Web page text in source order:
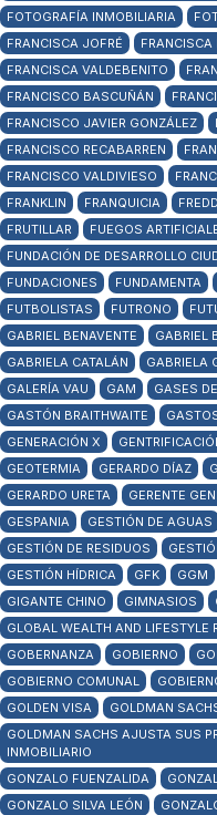
FOTOGRAFÍA INMOBILIARIA
FRANCISCA JOFRÉ
FRANCISCA
FRANCISCA VALDEBENITO
FRANCISCO BASCUÑÁN
FRANCISCO JAVIER GONZÁLEZ
FRANCISCO RECABARREN
FRANCISCO VALDIVIESO
FRANKLIN
FRANQUICIA
FRUTILLAR
FUEGOS
FUNDACIÓN DE DESARROLLO
FUNDACIONES
FUNDAMENTA
FUTBOLISTAS
FUTRONO
GABRIEL BENAVENTE
GABRIEL
GABRIELA CATALÁN
GABRIELA
GALERÍA VAU
GAM
GASES
GASTÓN BRAITHWAITE
GENERACIÓN X
GEOTERMIA
GERARDO DÍAZ
GERARDO URETA
GERENTE
GESPANIA
GESTIÓN DE AGUAS
GESTIÓN DE RESIDUOS
GESTIÓN HÍDRICA
GFK GGM
GIGANTE CHINO
GIMNASIOS
GLOBAL WEALTH AND LIFESTYLE
GOBERNANZA
GOBIERNO
GOBIERNO COMUNAL
GOLDEN VISA
GOLDMAN
GOLDMAN SACHS AJUSTA SUS
INMOBILIARIO
GONZALO FUENZALIDA
GONZALO SILVA LEÓN